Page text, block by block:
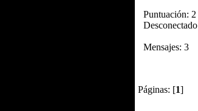
Puntuación: 2
Desconectado
Mensajes: 3
Páginas: [1]